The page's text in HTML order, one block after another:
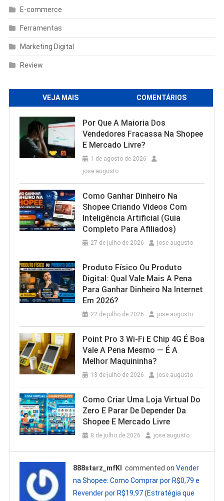
E-commerce
Ferramentas
Marketing Digital
Review
VEJA MAIS COMENTÁRIOS
Por Que A Maioria Dos
Vendedores Fracassa Na Shopee
E Mercado Livre?
1 de agosto de 2026
jose augusto
Como Ganhar Dinheiro Na
Shopee Criando Vídeos Com
Inteligência Artificial (Guia
Completo Para Afiliados)
27 de julho de 2026 jose augusto
Produto Físico Ou Produto
Digital: Qual Vale Mais A Pena
Para Ganhar Dinheiro Na Internet
Em 2026?
22 de julho de 2026 jose augusto
Point Pro 3 Wi‑Fi E Chip 4G É Boa
Vale A Pena Mesmo — É A
Melhor Maquininha?
13 de julho de 2026 jose augusto
Como Criar Uma Loja Virtual Do
Zero E Parar De Depender Da
Shopee E Mercado Livre
8 de julho de 2026 jose augusto
888starz_mfKl commented onVender
na Shopee: Como Comprar por R$0,79 e
Revender por R$19,97 (Estratégia que